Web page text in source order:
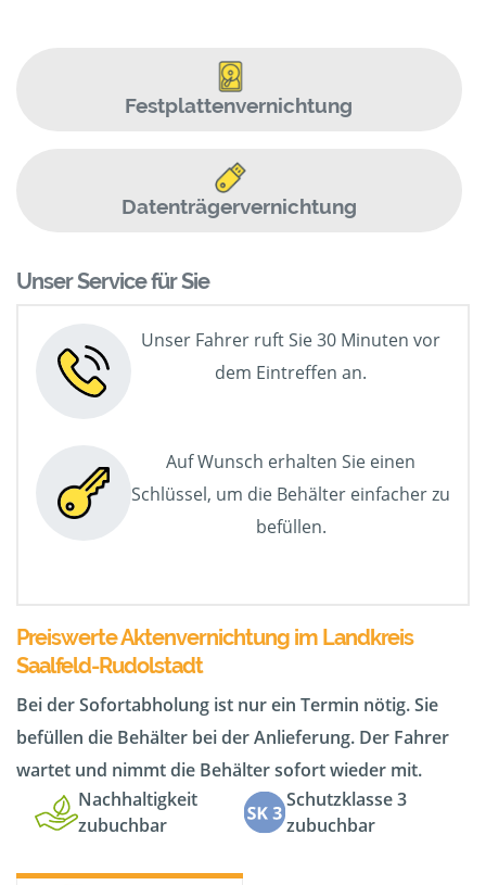
Festplattenvernichtung
Datenträgervernichtung
Unser Service für Sie
Unser Fahrer ruft Sie 30 Minuten vor
dem Eintreffen an.
Auf Wunsch erhalten Sie einen
Schlüssel, um die Behälter einfacher zu
befüllen.
Preiswerte Aktenvernichtung im Landkreis
Saalfeld-Rudolstadt
Bei der Sofortabholung ist nur ein Termin nötig. Sie
befüllen die Behälter bei der Anlieferung. Der Fahrer
wartet und nimmt die Behälter sofort wieder mit.
Nachhaltigkeit
zubuchbar
Schutzklasse 3
zubuchbar